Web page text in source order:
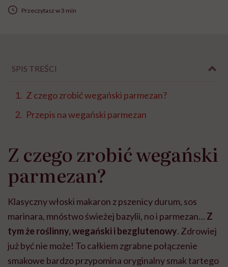
Przeczytasz w 3 min
SPIS TREŚCI
Z czego zrobić wegański parmezan?
Przepis na wegański parmezan
Z czego zrobić wegański
parmezan?
Klasyczny włoski makaron z pszenicy durum, sos
marinara, mnóstwo świeżej bazylii, no i parmezan… Z
tym że roślinny, wegański i bezglutenowy. Zdrowiej
już być nie może! To całkiem zgrabne połączenie
smakowe bardzo przypomina oryginalny smak tartego